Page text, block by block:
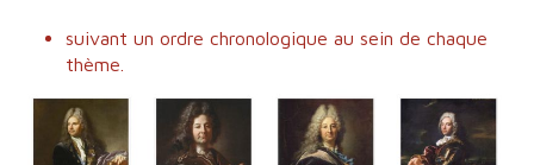
suivant un ordre chronologique au sein de chaque
thème.